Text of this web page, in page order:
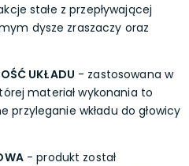
stałe z przepływającej
dysze zraszaczy oraz
UKŁADU - zastosowana w
materiał wykonania to
przyleganie wkładu do głowicy
- produkt został